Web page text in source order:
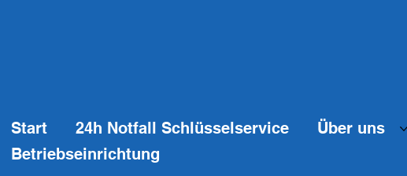
Start 24h Notfall Schlüsselservice Über uns
Betriebseinrichtung